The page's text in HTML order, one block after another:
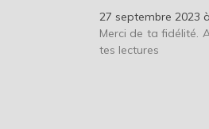
27 septembre 2023
Merci de ta fidélité.
tes lectures